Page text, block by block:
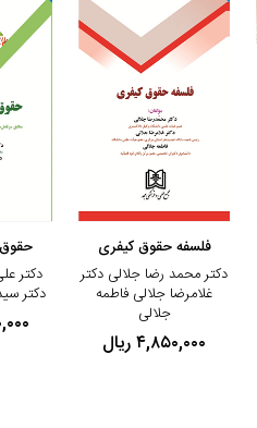
مشاهده و خرید
فلسفه حقوق کیفری
دکتر محمد رضا جلالی دکتر
غلامرضا جلالی فاطمه
جلالی
۴,۸۵۰,۰۰۰ ریال
دکتر
دکتر